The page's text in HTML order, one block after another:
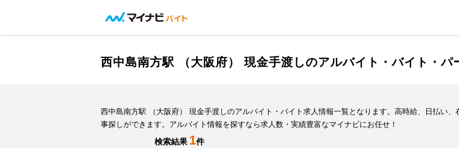
西中島南方駅 （大阪府） 現金手渡しのアルバイト・バイト・パ
西中島南方駅 （大阪府） 現金手渡しのアルバイト・バイト求人情報一覧となります。高時給、日払い
事探しができます。アルバイト情報を探すなら求人数・実績豊富なマイナビにお任せ！
検索結果 1件